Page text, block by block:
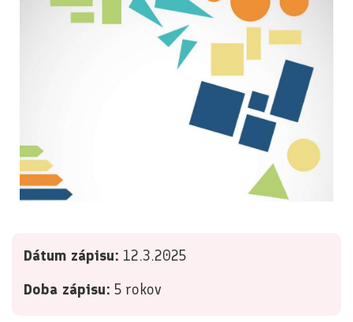
Dátum zápisu: 12.3.2025
Doba zápisu: 5 rokov